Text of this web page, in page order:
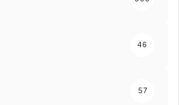
46
57